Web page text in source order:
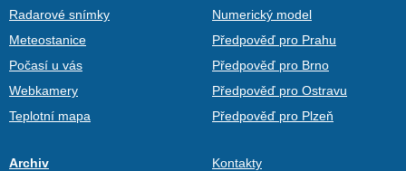
Radarové snímky
Meteostanice
Počasí u vás
Webkamery
Teplotní mapa
Numerický model
Předpověď pro Prahu
Předpověď pro Brno
Předpověď pro Ostravu
Předpověď pro Plzeň
Archiv Kontakty